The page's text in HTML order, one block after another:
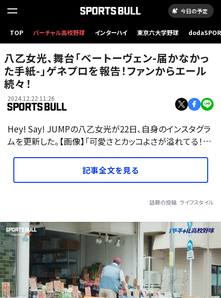
今日の予定
TOP バーチャル高校野球 インターハイ 東京六大学野球
八乙女光、舞台「ベートーヴェン-届かなかっ
た手紙-」ゲネプロを報告！ファンからエール
続々！
2024.12.22 11:26
Hey! Say! JUMPの八乙女光が22日、自身のインスタグラ
ムを更新した。【画像】「可愛さとカッコよさが溢れてる！…
記事全文を見る
話題の投稿 ライフスタイル